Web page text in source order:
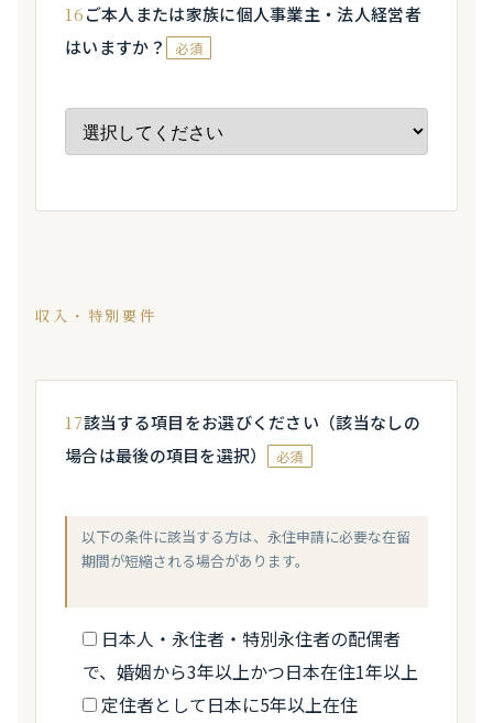
16ご本人または家族に個人事業主・法人経営者
はいますか？
必須
収入・特別要件
17該当する項目をお選びください（該当なしの
場合は最後の項目を選択）
必須
以下の条件に該当する方は、永住申請に必要な在留
期間が短縮される場合があります。
日本人・永住者・特別永住者の配偶者
で、婚姻から3年以上かつ日本在住1年以上
定住者として日本に5年以上在住